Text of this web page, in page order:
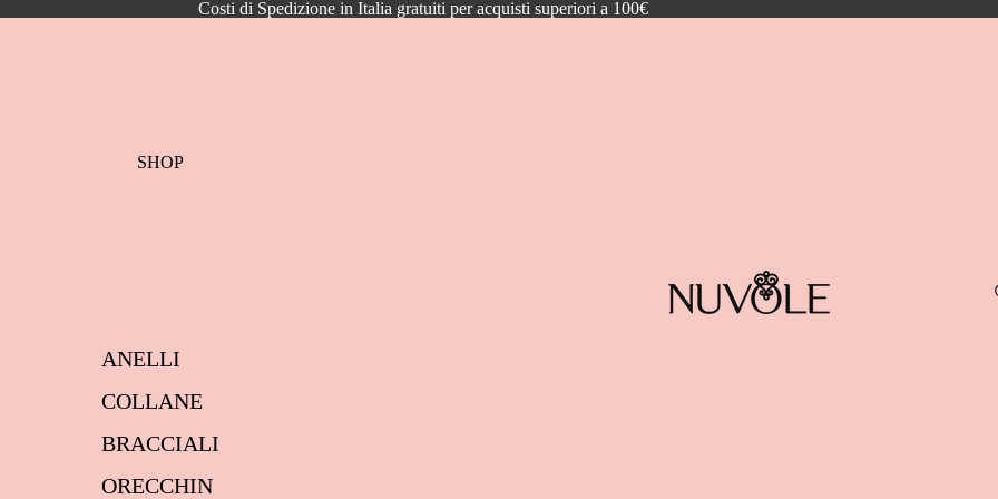
Costi di Spedizione in Italia gratuiti per acquisti superiori a 100€
SHOP
ANELLI
COLLANE
BRACCIALI
ORECCHIN